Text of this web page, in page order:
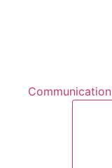
Communication